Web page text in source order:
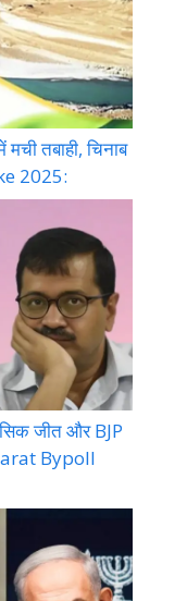
तबाही, चिनाब
2025:
जीत और BJP
Bypoll